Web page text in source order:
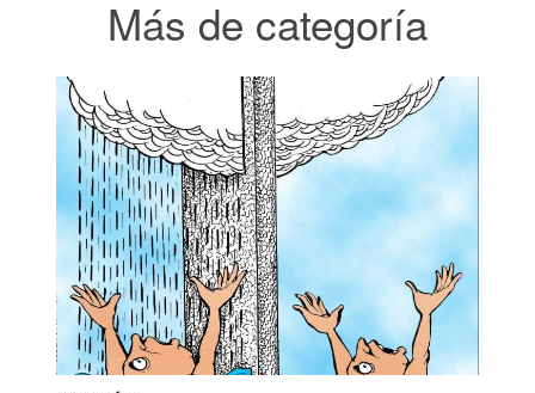
Más de categoría